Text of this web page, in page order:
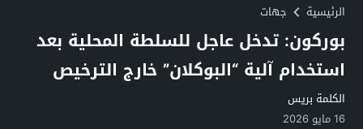
الرئيسية جهات
بوركون: تدخل عاجل للسلطة المحلية بعد
استخدام آلية “البوكلان” خارج الترخيص
الكلمة بريس
16 مايو 2026